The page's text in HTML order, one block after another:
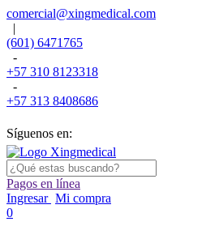
comercial@xingmedical.com
|
(601) 6471765
-
+57 310 8123318
-
+57 313 8408686
Síguenos en:
Pagos en línea
Ingresar Mi compra
0